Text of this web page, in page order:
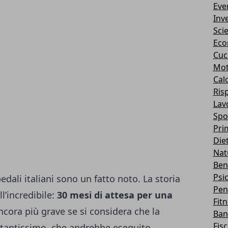
italiani sono un fatto noto. La storia
30 mesi di attesa per una
più grave se si considera che la